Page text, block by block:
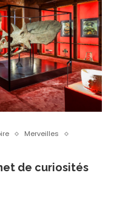
Merveilles
de curiosités